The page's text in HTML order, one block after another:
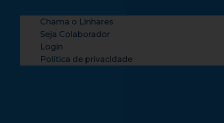
Chama o Linhares
Seja Colaborador
Login
Política de privacidade